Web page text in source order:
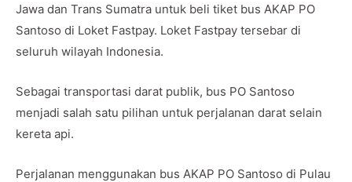
Jawa dan Trans Sumatra untuk beli tiket bus AKAP PO
Santoso di Loket Fastpay. Loket Fastpay tersebar di
seluruh wilayah Indonesia.
Sebagai transportasi darat publik, bus PO Santoso
menjadi salah satu pilihan untuk perjalanan darat selain
kereta api.
Perjalanan menggunakan bus AKAP PO Santoso di Pulau